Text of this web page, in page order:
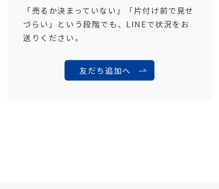
「売るか決まっていない」「片付け前で見せ
づらい」という段階でも、LINEで状況をお
送りください。
友だち追加へ